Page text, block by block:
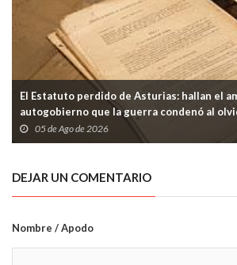
El Estatuto perdido de Asturias: hallan el
autogobierno que la guerra condenó al
05 de Ago de 2026
DEJAR UN COMENTARIO
Nombre / Apodo